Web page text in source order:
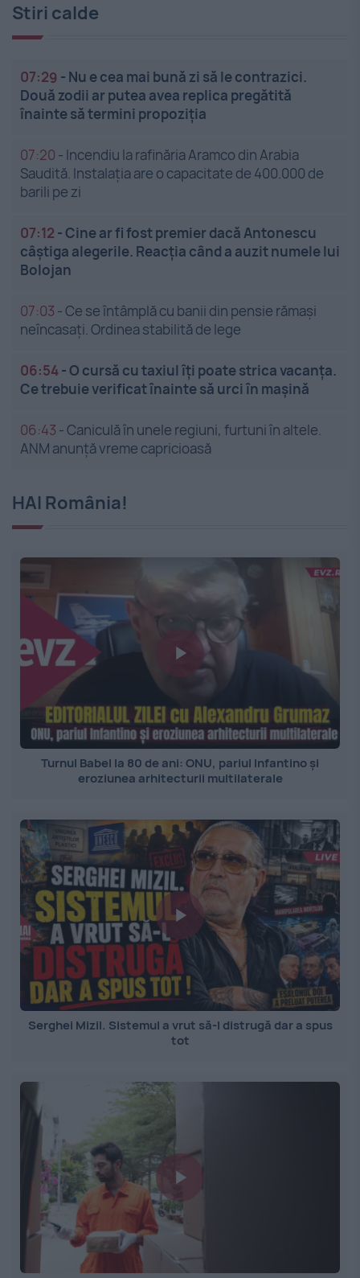
Stiri calde
07:29 - Nu e cea mai bună zi să le contrazici.
Două zodii ar putea avea replica pregătită
înainte să termini propoziția
07:20 - Incendiu la rafinăria Aramco din Arabia
Saudită. Instalația are o capacitate de 400.000 de
barili pe zi
07:12 -Cine ar fi fost premier dacă Antonescu
câștiga alegerile. Reacția când a auzit numele lui
Bolojan
07:03 -Ce se întâmplă cu banii din pensie rămași
neîncasați. Ordinea stabilită de lege
06:54-O cursă cu taxiul îți poate strica vacanța.
Ce trebuie verificat înainte să urci în mașină
06:43 -Caniculă în unele regiuni, furtuni în altele.
ANM anunță vreme capricioasă
HAI România!
Turnul Babel la 80 de ani: ONU, pariul Infantino și
eroziunea arhitecturii multilaterale
Serghei Mizil. Sistemul a vrut să-l distrugă dar a spus
tot